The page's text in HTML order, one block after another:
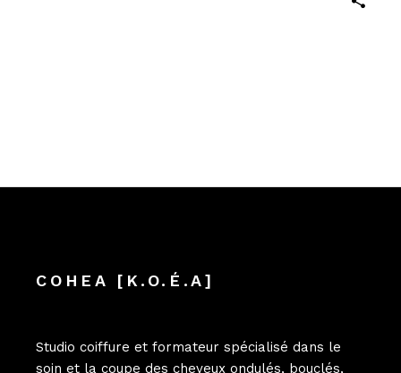
COHEA [K.O.É.A]
Studio coiffure et formateur spécialisé dans le
soin et la coupe des cheveux ondulés, bouclés,